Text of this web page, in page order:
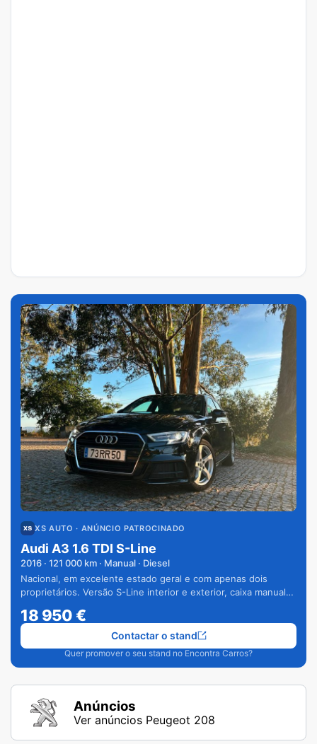
XS AUTO · ANÚNCIO PATROCINADO
Audi A3 1.6 TDI S-Line
2016 · 121 000 km · Manual · Diesel
Nacional, em excelente estado geral e com apenas dois
proprietários. Versão S-Line interior e exterior, caixa manual
18 950€
Quer promover o seu stand no Encontra Carros?
Contactar o stand
Anúncios
Ver anúncios Peugeot 208